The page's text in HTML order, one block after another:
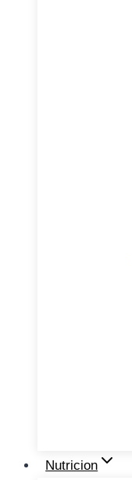
Nutricion